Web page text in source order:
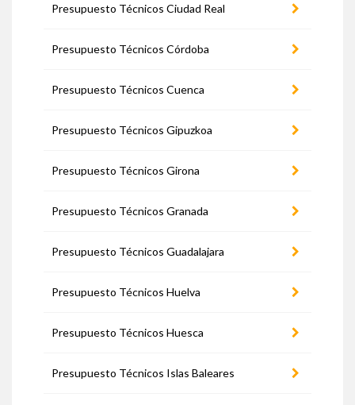
Presupuesto Técnicos Ciudad Real
Presupuesto Técnicos Córdoba
Presupuesto Técnicos Cuenca
Presupuesto Técnicos Gipuzkoa
Presupuesto Técnicos Girona
Presupuesto Técnicos Granada
Presupuesto Técnicos Guadalajara
Presupuesto Técnicos Huelva
Presupuesto Técnicos Huesca
Presupuesto Técnicos Islas Baleares